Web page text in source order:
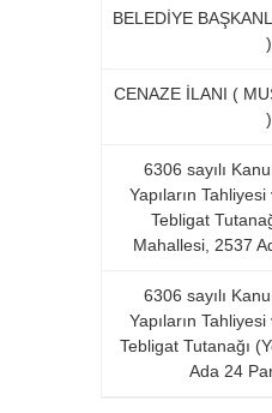
BELEDİYE
)
CENAZE İLANI (
)
6306 sayılı
Yapıların Tahliyesi
Tebligat
Mahallesi, 2537
6306 sayılı
Yapıların Tahliyesi
Tebligat Tutanağı
Ada 24